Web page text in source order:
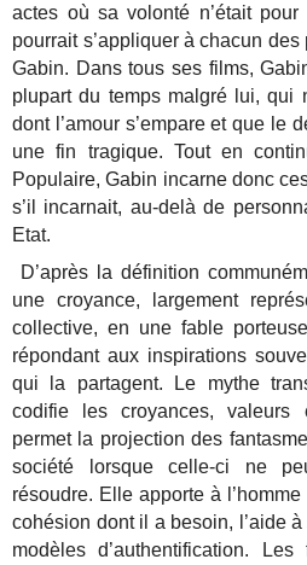
actes où sa volonté n’était
pourrait s’appliquer à chacun
Gabin. Dans tous ses films,
plupart du temps malgré lui, qui
dont l’amour s’empare et que le
une fin tragique. Tout en
Populaire, Gabin incarne donc
s’il incarnait, au-delà de
Etat.
D’après la définition
une croyance, largement
collective, en une fable
répondant aux inspirations
qui la partagent. Le mythe
codifie les croyances, valeurs
permet la projection des
société lorsque celle-ci ne
résoudre. Elle apporte à
cohésion dont il a besoin, l’aide
modèles d’authentification.